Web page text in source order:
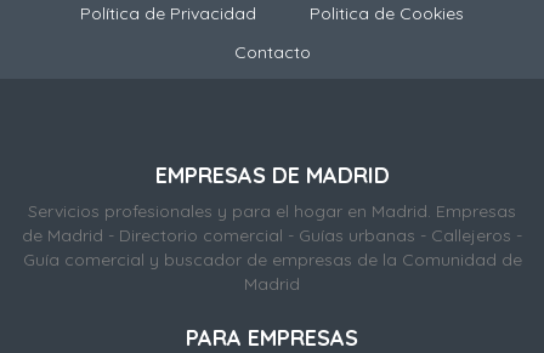
Política de Privacidad
Politica de Cookies
Contacto
EMPRESAS DE MADRID
Servicios profesionales y para el hogar en Madrid. Empresas
de Madrid - Directorio comercial - Guías urbanas - Callejeros -
Guía comercial y buscador de empresas de la Comunidad de
Madrid
PARA EMPRESAS